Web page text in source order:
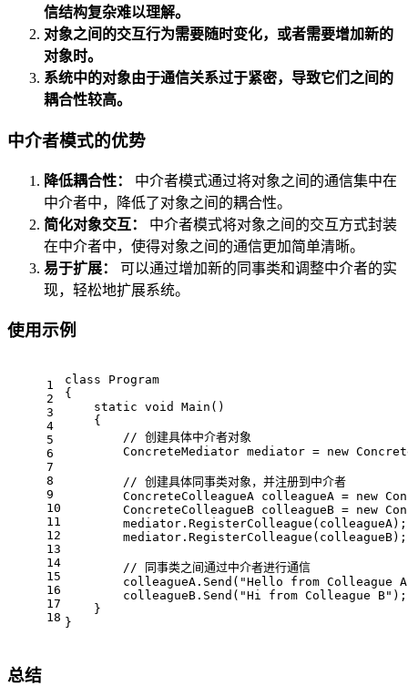
信结构复杂难以理解。
对象之间的交互行为需要随时变化，或者需要增加新的
对象时。
系统中的对象由于通信关系过于紧密，导致它们之间的
耦合性较高。
中介者模式的优势
降低耦合性：
中介者模式通过将对象之间的通信集中在
中介者中，降低了对象之间的耦合性。
简化对象交互：
中介者模式将对象之间的交互方式封装
在中介者中，使得对象之间的通信更加简单清晰。
易于扩展：
可以通过增加新的同事类和调整中介者的实
现，轻松地扩展系统。
使用示例
1
2
3
4
5
6
7
8
9
10
11
12
13
14
15
16
17
18
class
Program
{
static void Main ()
    {
// 创建具体中介者对象
        ConcreteMediator mediator =
new
// 创建具体同事类对象，并注册到中介者
        ConcreteColleagueA colleagueA =
new
        ConcreteColleagueB colleagueB =
new
        mediator.RegisterColleague(colleagueA);
        mediator.RegisterColleague(colleagueB);
// 同事类之间通过中介者进行通信
        colleagueA.Send(
"Hello from Colleague
        colleagueB.Send(
"Hi from Colleague B" );
    }
}
总结